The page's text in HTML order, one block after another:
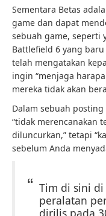
Sementara Betas
game dan dapat
sebuah game, seperti
Battlefield 6 yang
telah mengatakan
ingin “menjaga
mereka tidak akan
Dalam sebuah
“tidak merencanakan
diluncurkan,” tetapi
sebelum Anda
Tim di sini
peralatan
dirilis pada